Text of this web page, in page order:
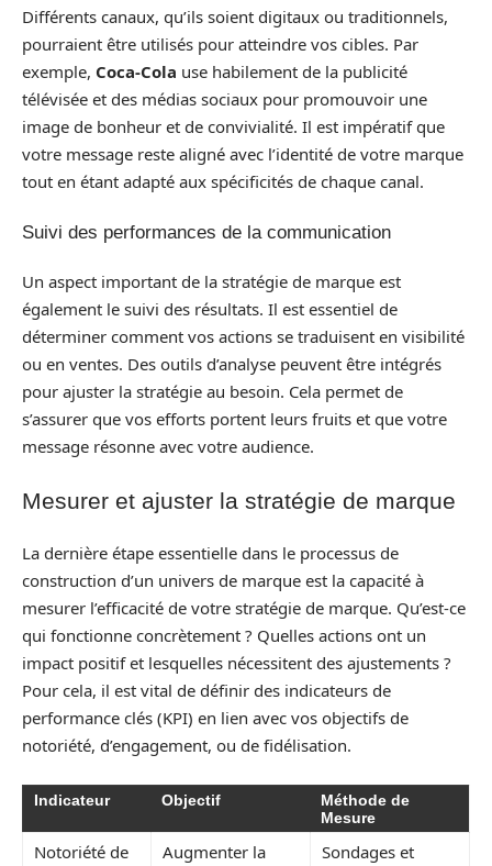
Différents canaux, qu’ils soient digitaux ou traditionnels,
pourraient être utilisés pour atteindre vos cibles. Par
exemple, Coca-Cola use habilement de la publicité
télévisée et des médias sociaux pour promouvoir une
image de bonheur et de convivialité. Il est impératif que
votre message reste aligné avec l’identité de votre marque
tout en étant adapté aux spécificités de chaque canal.
Suivi des performances de la communication
Un aspect important de la stratégie de marque est
également le suivi des résultats. Il est essentiel de
déterminer comment vos actions se traduisent en visibilité
ou en ventes. Des outils d’analyse peuvent être intégrés
pour ajuster la stratégie au besoin. Cela permet de
s’assurer que vos efforts portent leurs fruits et que votre
message résonne avec votre audience.
Mesurer et ajuster la stratégie de marque
La dernière étape essentielle dans le processus de
construction d’un univers de marque est la capacité à
mesurer l’efficacité de votre stratégie de marque. Qu’est-ce
qui fonctionne concrètement ? Quelles actions ont un
impact positif et lesquelles nécessitent des ajustements ?
Pour cela, il est vital de définir des indicateurs de
performance clés (KPI) en lien avec vos objectifs de
notoriété, d’engagement, ou de fidélisation.
Indicateur Objectif
Méthode de
Mesure
Notoriété de
Augmenter la
Sondages et